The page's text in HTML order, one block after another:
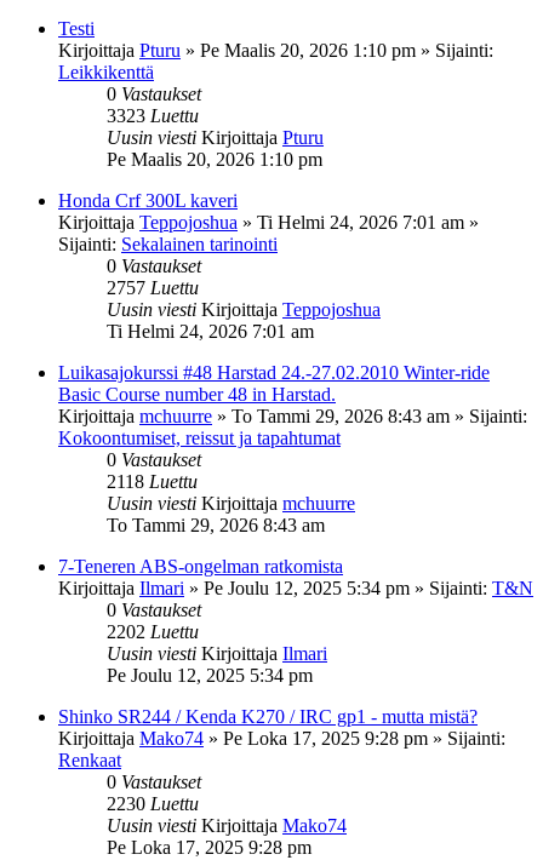
Testi
Kirjoittaja Pturu » Pe Maalis 20, 2026 1:10 pm » Sijainti:
Leikkikenttä
0 Vastaukset
3323 Luettu
Uusin viesti Kirjoittaja Pturu
Pe Maalis 20, 2026 1:10 pm
Honda Crf 300L kaveri
Kirjoittaja Teppojoshua » Ti Helmi 24, 2026 7:01 am »
Sijainti: Sekalainen tarinointi
0 Vastaukset
2757 Luettu
Uusin viesti Kirjoittaja Teppojoshua
Ti Helmi 24, 2026 7:01 am
Luikasajokurssi #48 Harstad 24.-27.02.2010 Winter-ride
Basic Course number 48 in Harstad.
Kirjoittaja mchuurre » To Tammi 29, 2026 8:43 am » Sijainti:
Kokoontumiset, reissut ja tapahtumat
0 Vastaukset
2118 Luettu
Uusin viesti Kirjoittaja mchuurre
To Tammi 29, 2026 8:43 am
7-Teneren ABS-ongelman ratkomista
Kirjoittaja Ilmari » Pe Joulu 12, 2025 5:34 pm » Sijainti: T&N
0 Vastaukset
2202 Luettu
Uusin viesti Kirjoittaja Ilmari
Pe Joulu 12, 2025 5:34 pm
Shinko SR244 / Kenda K270 / IRC gp1 - mutta mistä?
Kirjoittaja Mako74 » Pe Loka 17, 2025 9:28 pm » Sijainti:
Renkaat
0 Vastaukset
2230 Luettu
Uusin viesti Kirjoittaja Mako74
Pe Loka 17, 2025 9:28 pm